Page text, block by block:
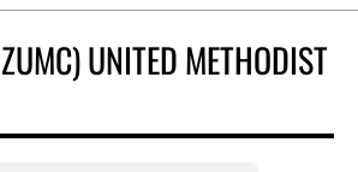
UNITED METHODIST